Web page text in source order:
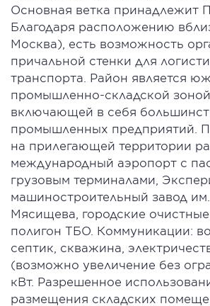
Основная ветка принадлежит
Благодаря расположению
Москва), есть возможность
причальной стенки для
транспорта. Район является
промышленно-складской зоной
включающей в себя
промышленных предприятий.
на прилегающей территории
международный аэропорт с
грузовым терминалами,
машиностроительный завод
Мясищева, городские
полигон ТБО. Коммуникации:
септик, скважина,
(возможно увеличение без
кВт. Разрешенное
размещения складских